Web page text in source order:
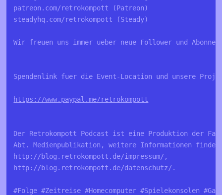
patreon.com/retrokompott (Patreon)
steadyhq.com/retrokompott (Steady)
Wir freuen uns immer ueber neue Follower und
Spendenlink fuer die Event-Location und unsere
https://www.paypal.me/retrokompott
Der Retrokompott Podcast ist eine Produktion der
Abt. Medienpublikation, weitere Informationen
http://blog.retrokompott.de/impressum/,
http://blog.retrokompott.de/datenschutz/.
#Folge #Zeitreise #Homecomputer #Spielekonsolen